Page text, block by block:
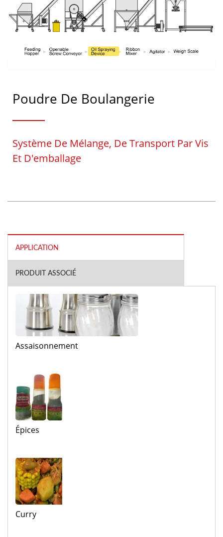
Poudre De Boulangerie
Système De Mélange, De Transport Par Vis
Et D'emballage
APPLICATION
PRODUIT ASSOCIÉ
Assaisonnement
Épices
Curry